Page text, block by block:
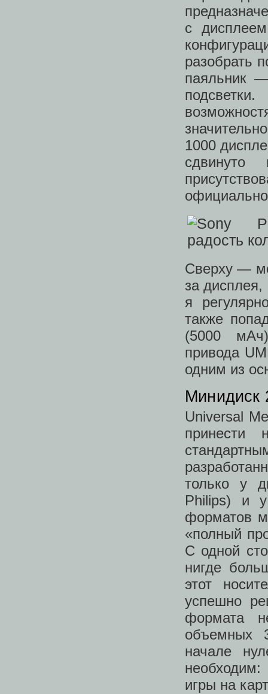
с
разобрать
паяльник
1000
сдвинуто
Сверху —
за дисплея,
я
также
(5000 мАч)
привода
одним из
Минидиск
Universal
принести
только у
Philips) и
форматов
«полный
С одной
нигде
этот
успешно
формата
объемных
начале
игры на